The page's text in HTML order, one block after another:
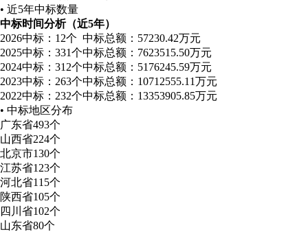
• 近5年中标数量
中标时间分析（近5年）
2026中标：12个 中标总额：57230.42万元
2025中标：331个中标总额：7623515.50万元
2024中标：312个中标总额：5176245.59万元
2023中标：263个中标总额：10712555.11万元
2022中标：232个中标总额：13353905.85万元
• 中标地区分布
广东省493个
山西省224个
北京市130个
江苏省123个
河北省115个
陕西省105个
四川省102个
山东省80个